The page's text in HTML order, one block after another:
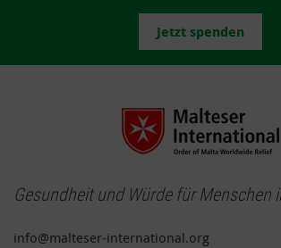
Jetzt spenden
Gesundheit und Würde für Menschen
info@malteser-international.org